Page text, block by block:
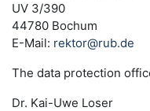
UV 3/390
44780 Bochum
E-Mail: rektor@rub.de
The data protection
Dr. Kai-Uwe Loser